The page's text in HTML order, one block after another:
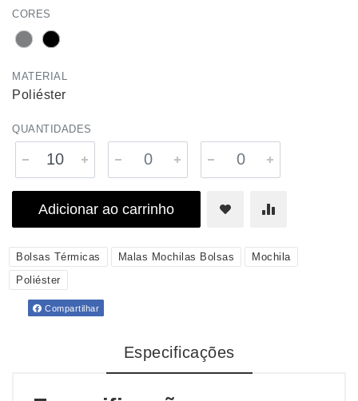
CORES
MATERIAL
Poliéster
QUANTIDADES
Adicionar ao carrinho
Bolsas Térmicas Malas Mochilas Bolsas
Mochila
Poliéster
Compartilhar
Especificações